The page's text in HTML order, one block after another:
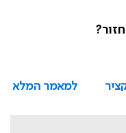
למאמר המלא